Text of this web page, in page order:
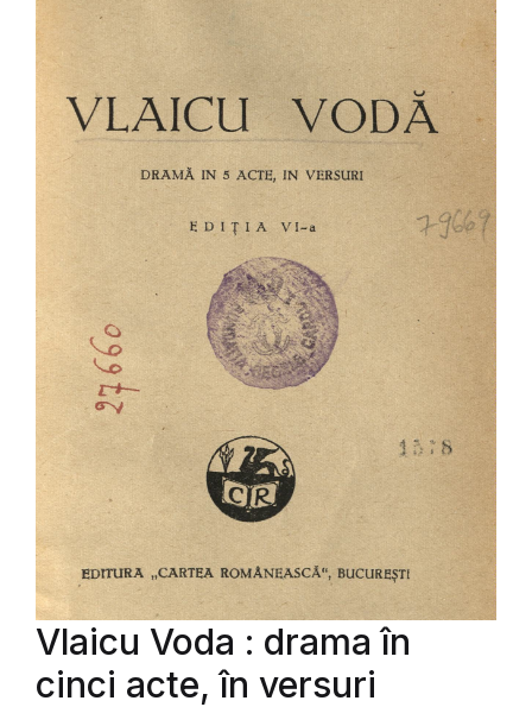
Vlaicu Voda : drama în
cinci acte, în versuri